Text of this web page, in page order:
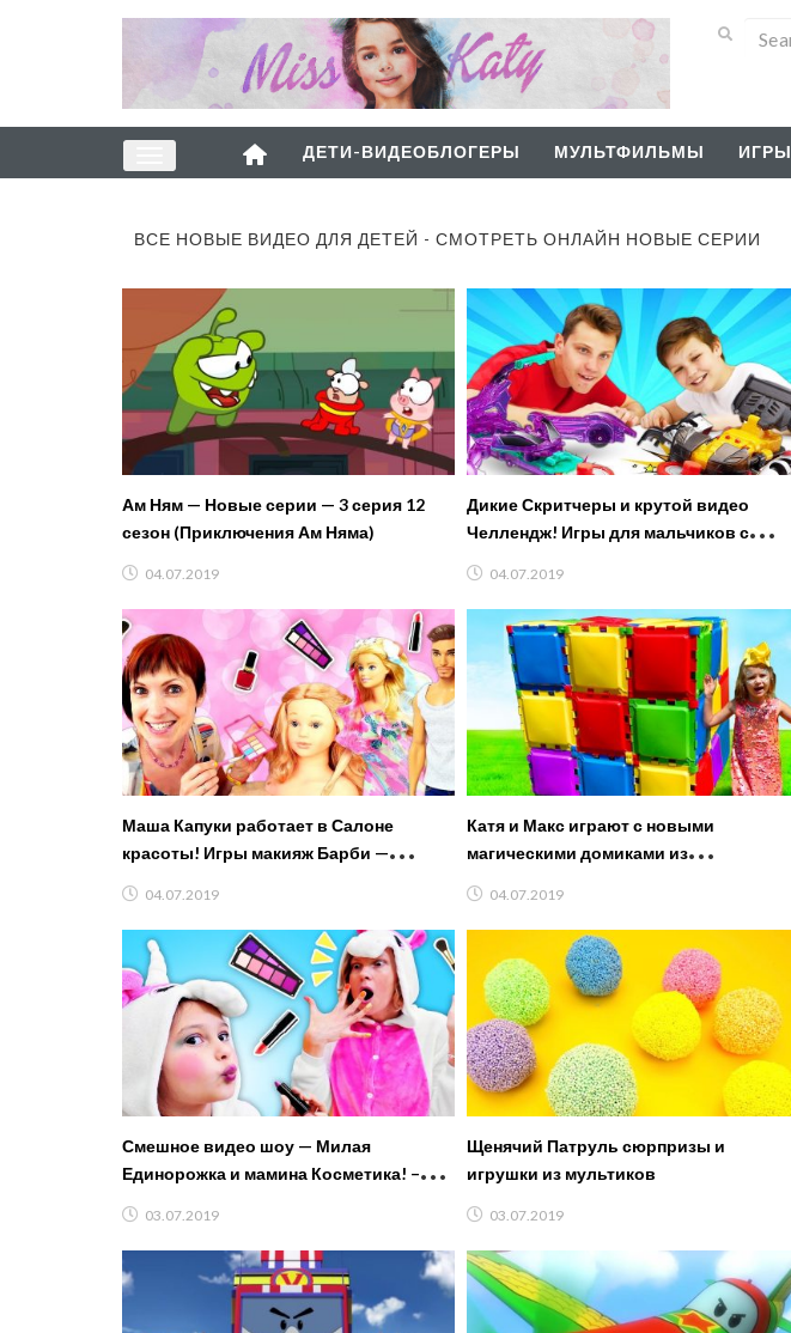
ДЕТИ-ВИДЕОБЛОГЕРЫ МУЛЬТФИЛЬМЫ ИГРЫ
ВСЕ НОВЫЕ ВИДЕО ДЛЯ ДЕТЕЙ - СМОТРЕТЬ ОНЛАЙН НОВЫЕ СЕРИИ
Ам Ням — Новые серии — 3 серия 12
сезон (Приключения Ам Няма)
04.07.2019
Дикие Скритчеры и крутой видео
Челлендж! Игры для мальчиков с
04.07.2019
Маша Капуки работает в Салоне
красоты! Игры макияж Барби —
04.07.2019
Катя и Макс играют с новыми
магическими домиками из
04.07.2019
Смешное видео шоу — Милая
Единорожка и мамина Косметика! –
03.07.2019
Щенячий Патруль сюрпризы и
игрушки из мультиков
03.07.2019